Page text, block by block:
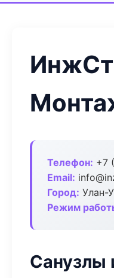
Телефон: +7
Email:
Город: Улан-
Режим
Санузлы